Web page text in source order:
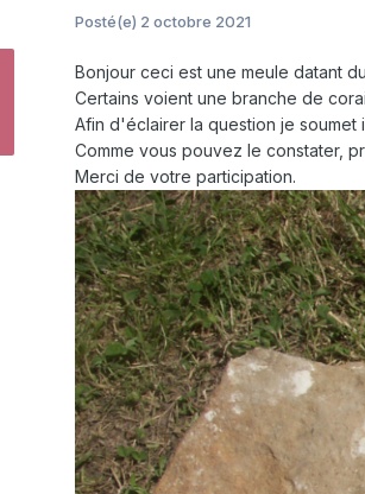
Posté(e) 2 octobre 2021
Bonjour ceci est une meule datant
Certains voient une branche de
Afin d'éclairer la question je
Comme vous pouvez le constater,
Merci de votre participation.